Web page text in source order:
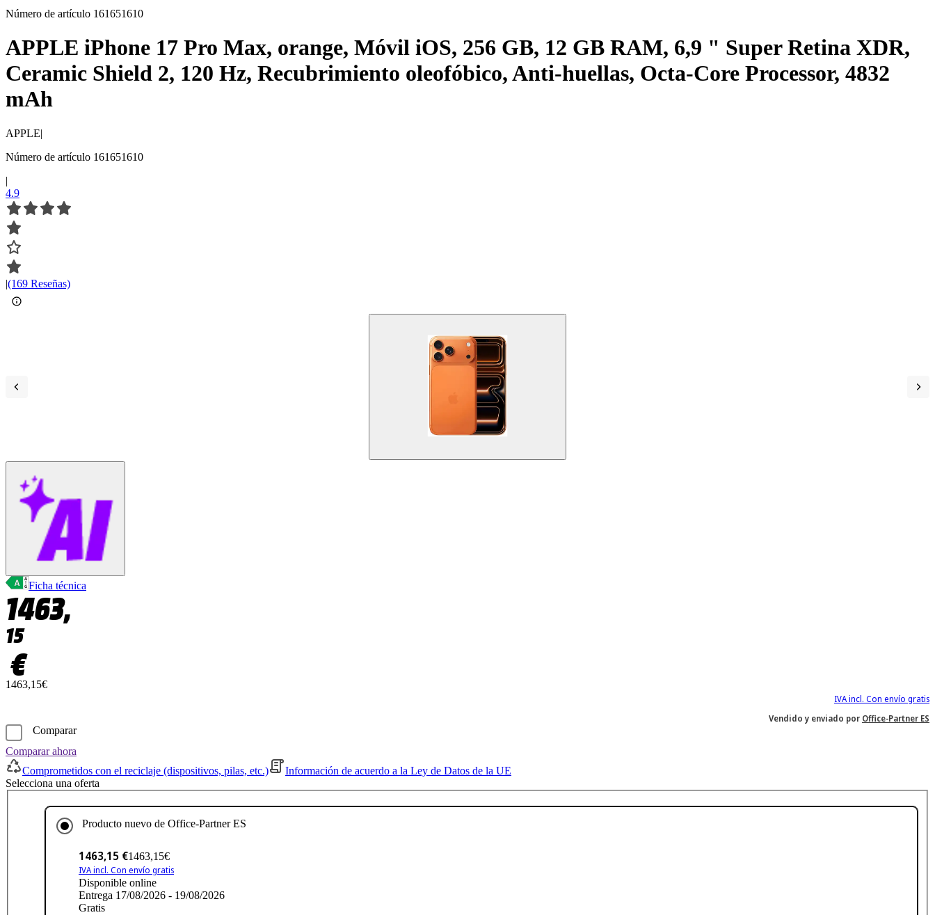
Número de artículo 161651610
APPLE iPhone 17 Pro Max, orange, Móvil iOS, 256 GB, 12 GB RAM, 6,9 " Super Retina XDR,
Ceramic Shield 2, 120 Hz, Recubrimiento oleofóbico, Anti-huellas, Octa-Core Processor, 4832
mAh
APPLE|
Número de artículo 161651610
|
4.9
|(169 Reseñas)
Ficha técnica
1463,
15
€
1463,15€
IVA incl. Con envío gratis
Vendido y enviado por Office-Partner ES
Comparar
Comparar ahora
Comprometidos con el reciclaje (dispositivos, pilas, etc.)
Información de acuerdo a la Ley de Datos de la UE
Selecciona una oferta
Producto nuevo de Office-Partner ES
1463,15 €1463,15€
IVA incl. Con envío gratis
Disponible online
Entrega 17/08/2026 - 19/08/2026
Gratis